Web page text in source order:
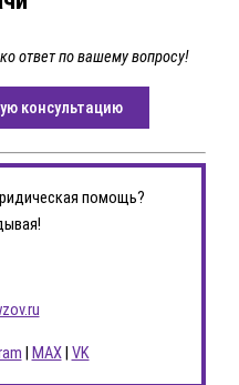
ответ по вашему вопросу!
консультацию
помощь?
| MAX| VK